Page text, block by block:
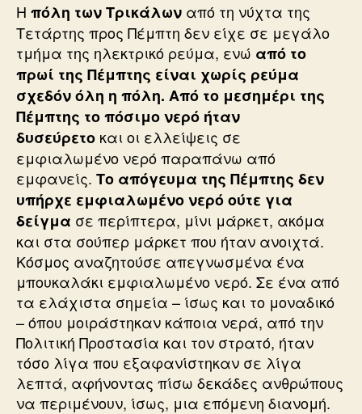
Η πόλη των Τρικάλων από τη νύχτα της
Τετάρτης προς Πέμπτη δεν είχε σε μεγάλο
τμήμα της ηλεκτρικό ρεύμα, ενώ από το
πρωί της Πέμπτης είναι χωρίς ρεύμα
σχεδόν όλη η πόλη. Από το μεσημέρι της
Πέμπτης το πόσιμο νερό ήταν
δυσεύρετο και οι ελλείψεις σε
εμφιαλωμένο νερό παραπάνω από
εμφανείς. Το απόγευμα της Πέμπτης δεν
υπήρχε εμφιαλωμένο νερό ούτε για
δείγμα σε περίπτερα, μίνι μάρκετ, ακόμα
και στα σούπερ μάρκετ που ήταν ανοιχτά.
Κόσμος αναζητούσε απεγνωσμένα ένα
μπουκαλάκι εμφιαλωμένο νερό. Σε ένα από
τα ελάχιστα σημεία – ίσως και το μοναδικό
– όπου μοιράστηκαν κάποια νερά, από την
Πολιτική Προστασία και τον στρατό, ήταν
τόσο λίγα που εξαφανίστηκαν σε λίγα
λεπτά, αφήνοντας πίσω δεκάδες ανθρώπους
να περιμένουν, ίσως, μια επόμενη διανομή.